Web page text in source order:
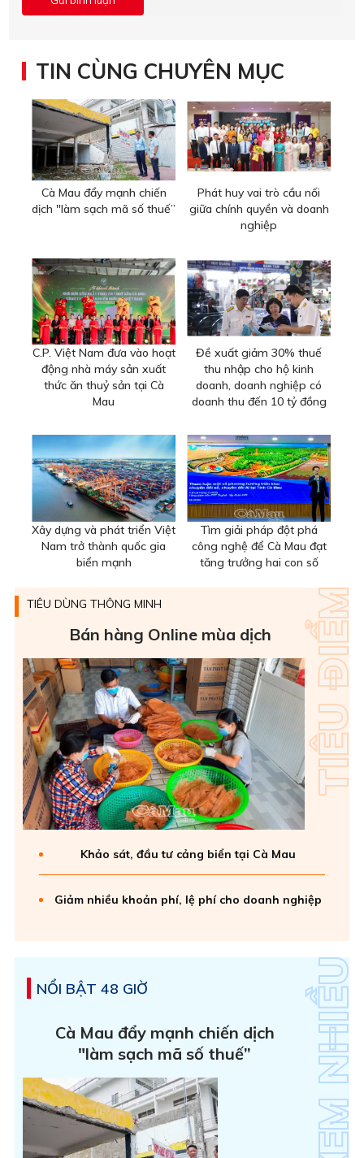
TIN CÙNG CHUYÊN MỤC
Cà Mau đẩy mạnh chiến
dịch "làm sạch mã số thuế”
Phát huy vai trò cầu nối
giữa chính quyền và doanh
nghiệp
C.P. Việt Nam đưa vào hoạt
động nhà máy sản xuất
thức ăn thuỷ sản tại Cà
Mau
Đề xuất giảm 30% thuế
thu nhập cho hộ kinh
doanh, doanh nghiệp có
doanh thu đến 10 tỷ đồng
Xây dựng và phát triển Việt
Nam trở thành quốc gia
biển mạnh
Tìm giải pháp đột phá
công nghệ để Cà Mau đạt
tăng trưởng hai con số
TIÊU DÙNG THÔNG MINH
Bán hàng Online mùa dịch
Khảo sát, đầu tư cảng biển tại Cà Mau
Giảm nhiều khoản phí, lệ phí cho doanh nghiệp
NỔI BẬT 48 GIỜ
Cà Mau đẩy mạnh chiến dịch
"làm sạch mã số thuế”